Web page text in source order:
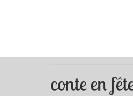
conte en